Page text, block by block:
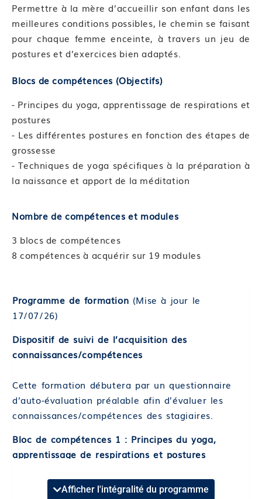
Permettre à la mère d’accueillir son enfant dans les
meilleures conditions possibles, le chemin se faisant
pour chaque femme enceinte, à travers un jeu de
postures et d’exercices bien adaptés.
Blocs de compétences (Objectifs)
- Principes du yoga, apprentissage de respirations et
postures
- Les différentes postures en fonction des étapes de
grossesse
- Techniques de yoga spécifiques à la préparation à
la naissance et apport de la méditation
Nombre de compétences et modules
3 blocs de compétences
8 compétences à acquérir sur 19 modules
Programme de formation (Mise à jour le
17/07/26)
Dispositif de suivi de l’acquisition des
connaissances/compétences
Cette formation débutera par un questionnaire
d’auto-évaluation préalable afin d’évaluer les
connaissances/compétences des stagiaires.
Bloc de compétences 1 : Principes du yoga,
apprentissage de respirations et postures
Format et durée : Présentiel de 5,5 heures
Afficher l'intégralité du programme